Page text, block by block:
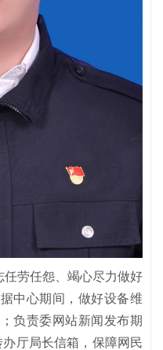
劳任怨、竭心尽力做好
中心期间，做好设备维
负责委网站新闻发布期
厅局长信箱，保障网民